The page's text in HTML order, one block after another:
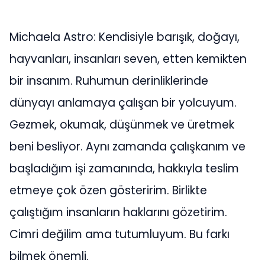
Michaela Astro: Kendisiyle barışık, doğayı,
hayvanları, insanları seven, etten kemikten
bir insanım. Ruhumun derinliklerinde
dünyayı anlamaya çalışan bir yolcuyum.
Gezmek, okumak, düşünmek ve üretmek
beni besliyor. Aynı zamanda çalışkanım ve
başladığım işi zamanında, hakkıyla teslim
etmeye çok özen gösteririm. Birlikte
çalıştığım insanların haklarını gözetirim.
Cimri değilim ama tutumluyum. Bu farkı
bilmek önemli.